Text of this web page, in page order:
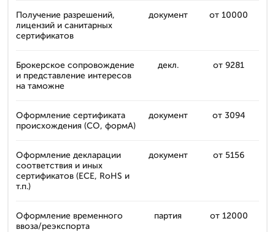
Получение разрешений,
лицензий и санитарных
сертификатов
документ от 10000
Брокерское сопровождение
и представление интересов
на таможне
декл. от 9281
Оформление сертификата
происхождения (CO, формА)
документ от 3094
Оформление декларации
соответствия и иных
сертификатов (ECE, RoHS и
т.п.)
документ от 5156
Оформление временного
ввоза/реэкспорта
партия от 12000